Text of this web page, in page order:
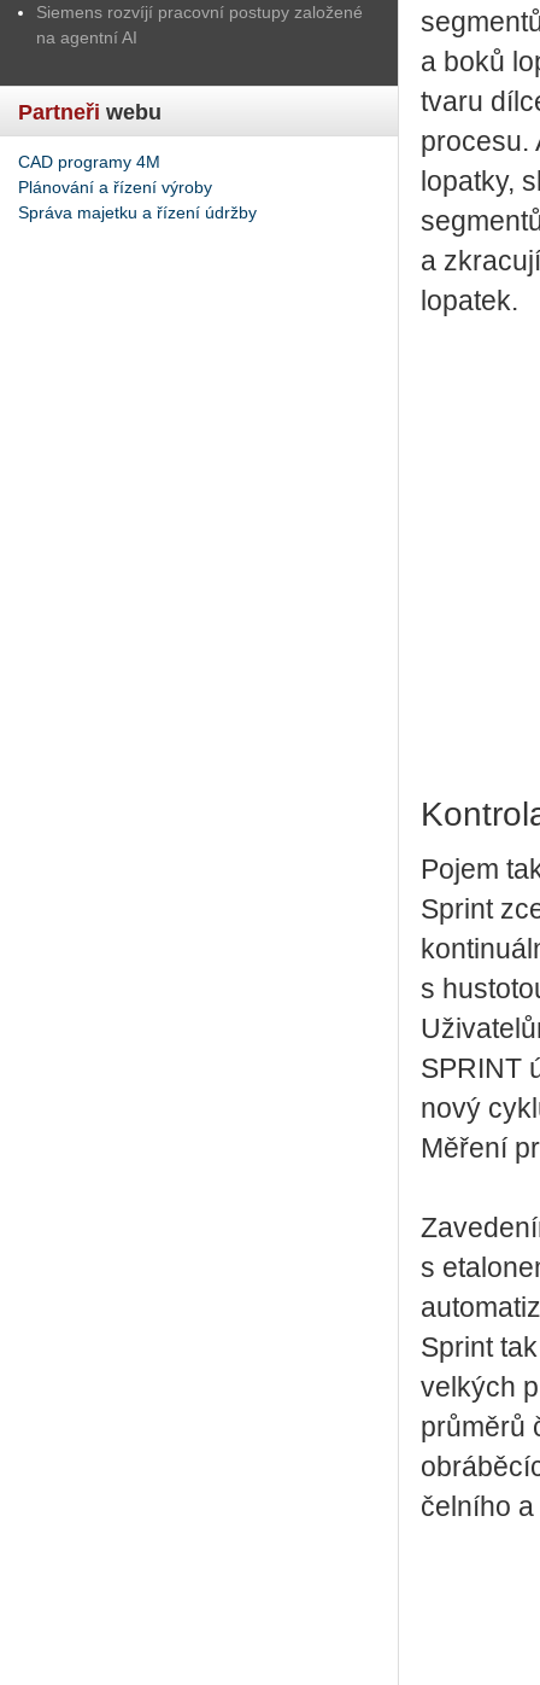
Siemens rozvíjí pracovní postupy založené
na agentní AI
Partneři webu
CAD programy 4M
Plánování a řízení výroby
Správa majetku a řízení údržby
a boků
tvaru
procesu.
lopatky,
a
lopatek.
Pojem
Sprint
s
SPRINT
nový
Měření
s
Sprint
velkých
průměrů
čelního